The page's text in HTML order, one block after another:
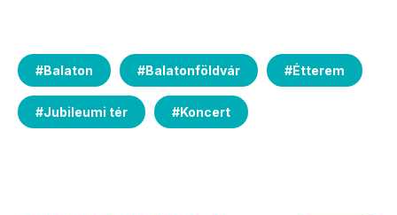
#Balaton #Balatonföldvár #Étterem
#Jubileumi tér #Koncert